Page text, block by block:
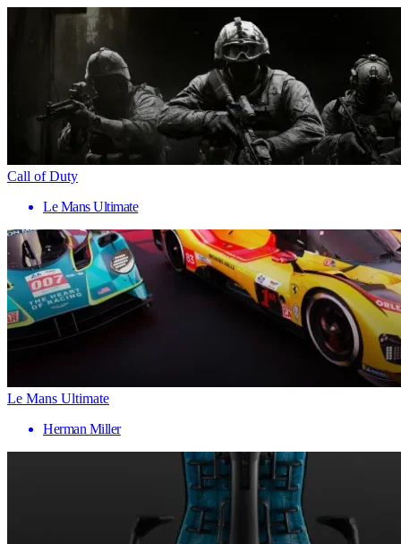
Call of Duty
Le Mans Ultimate
Le Mans Ultimate
Herman Miller